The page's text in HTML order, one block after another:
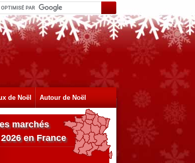
de Noël Autour de Noël
marchés
en France